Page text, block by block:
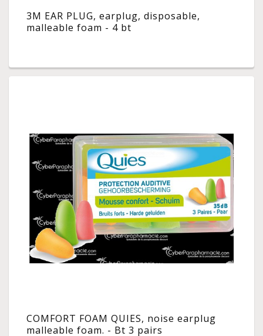
3M EAR PLUG, earplug, disposable,
malleable foam - 4 bt
COMFORT FOAM QUIES, noise earplug
malleable foam. - Bt 3 pairs